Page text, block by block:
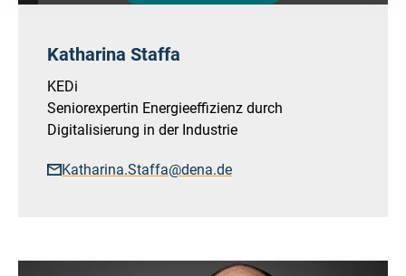
Katharina Staffa
KEDi
Seniorexpertin Energieeffizienz durch
Digitalisierung in der Industrie
Katharina.Staffa@dena.de